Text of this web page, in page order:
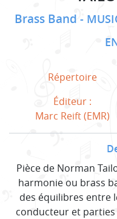
Brass Band
Répertoire
Éditeur :
Marc Reift (EMR)
Pièce de Norman
harmonie ou brass
des équilibres entre
conducteur et parties